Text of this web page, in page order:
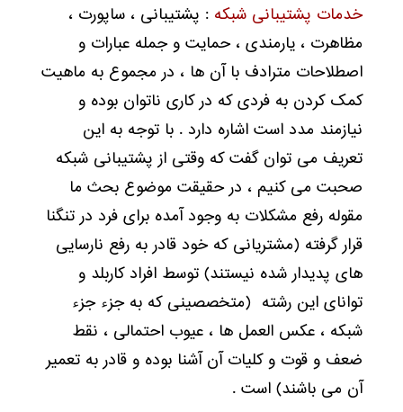
خدمات پشتیبانی شبکه : پشتیبانی ، ساپورت ،
مظاهرت ، یارمندی ، حمایت و جمله عبارات و
اصطلاحات مترادف با آن ها ، در مجموع به ماهیت
کمک کردن به فردی که در کاری ناتوان بوده و
نیازمند مدد است اشاره دارد . با توجه به این
تعریف می توان گفت که وقتی از پشتیبانی شبکه
صحبت می کنیم ، در حقیقت موضوع بحث ما
مقوله رفع مشکلات به وجود آمده برای فرد در تنگنا
قرار گرفته (مشتریانی که خود قادر به رفع نارسایی
های پدیدار شده نیستند) توسط افراد کاربلد و
توانای این رشته (متخصصینی که به جزء جزء
شبکه ، عکس العمل ها ، عیوب احتمالی ، نقط
ضعف و قوت و کلیات آن آشنا بوده و قادر به تعمیر
آن می باشند) است .